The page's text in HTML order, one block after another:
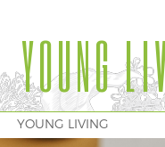
YOUNG
YOUNG LIVING